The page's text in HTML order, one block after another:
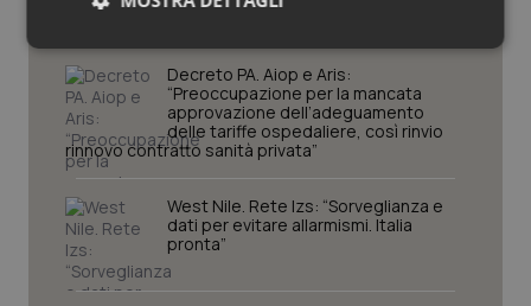
Decreto PA. Aiop e Aris:
“Preoccupazione per la mancata
approvazione dell’adeguamento
delle tariffe ospedaliere, così rinvio
rinnovo contratto sanità privata”
West Nile. Rete Izs: “Sorveglianza e
dati per evitare allarmismi. Italia
pronta”
Necessari Statistici Marketing
Necessari Statistici Marketing
I cookie necessari contribuiscono a rendere fruibile il
sito web abilitandone funzionalità di base quali la